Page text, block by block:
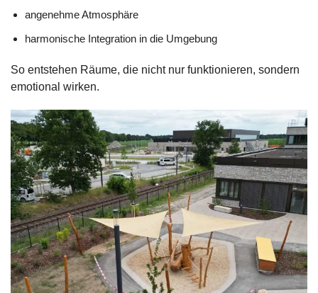
angenehme Atmosphäre
harmonische Integration in die Umgebung
So entstehen Räume, die nicht nur funktionieren, sondern
emotional wirken.